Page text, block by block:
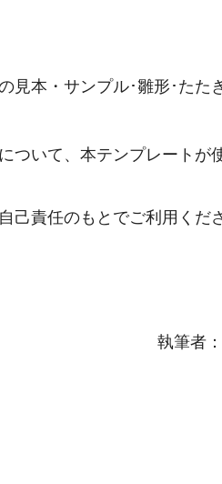
見本・サンプル･雛形･たた
ついて、本テンプレート
己責任のもとでご利用くだ
執筆者：